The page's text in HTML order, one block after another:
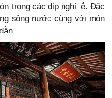
trong các dịp nghỉ lễ. Đặc
sông nước cùng với món